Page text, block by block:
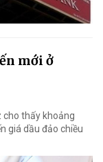
mới ở
cho thấy khoảng
giá dầu đảo chiều